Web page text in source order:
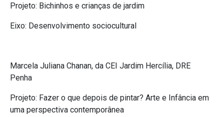
Projeto: Bichinhos e crianças de jardim
Eixo: Desenvolvimento sociocultural
Marcela Juliana Chanan, da CEI Jardim Hercília, DRE
Penha
Projeto: Fazer o que depois de pintar? Arte e Infância em
uma perspectiva contemporânea